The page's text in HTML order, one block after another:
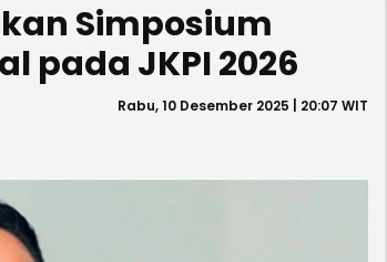
Simposium
pada JKPI 2026
Rabu, 10 Desember 2025 | 20:07 WIT